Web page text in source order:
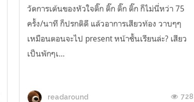
วัดการเต้นของหัวใจติ๊ก ติ๊ก ติ๊ก ติ๊ก ก็ไม่นี่หว่า 75
ครั้ง/นาที ก็ปรกติดี แล้วอาการเสียวท้อง วาบๆๆ
เหมือนตอนจะไป present หน้าชั้นเรียนล่ะ? เสียว
เป็นพักๆเ...
readaround 728